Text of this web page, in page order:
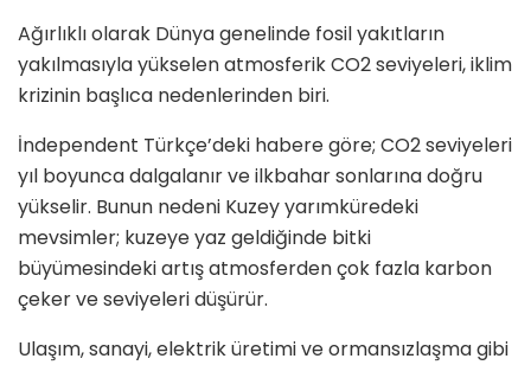
Ağırlıklı olarak Dünya genelinde fosil yakıtların
yakılmasıyla yükselen atmosferik CO2 seviyeleri, iklim
krizinin başlıca nedenlerinden biri.
İndependent Türkçe’deki habere göre; CO2 seviyeleri
yıl boyunca dalgalanır ve ilkbahar sonlarına doğru
yükselir. Bunun nedeni Kuzey yarımküredeki
mevsimler; kuzeye yaz geldiğinde bitki
büyümesindeki artış atmosferden çok fazla karbon
çeker ve seviyeleri düşürür.
Ulaşım, sanayi, elektrik üretimi ve ormansızlaşma gibi